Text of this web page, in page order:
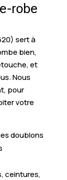
robe
sert à
bien,
et
Nous
pour
votre
doublons
ceintures,